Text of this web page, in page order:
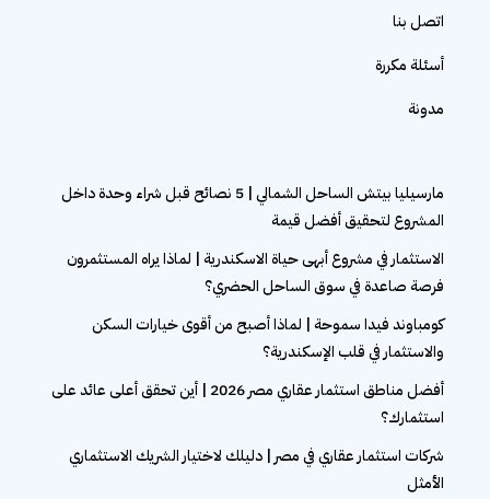
اتصل بنا
أسئلة مكررة
مدونة
مارسيليا بيتش الساحل الشمالي | 5 نصائح قبل شراء وحدة داخل
المشروع لتحقيق أفضل قيمة
الاستثمار في مشروع أبهى حياة الاسكندرية | لماذا يراه المستثمرون
فرصة صاعدة في سوق الساحل الحضري؟
كومباوند فيدا سموحة | لماذا أصبح من أقوى خيارات السكن
والاستثمار في قلب الإسكندرية؟
أفضل مناطق استثمار عقاري مصر 2026 | أين تحقق أعلى عائد على
استثمارك؟
شركات استثمار عقاري في مصر | دليلك لاختيار الشريك الاستثماري
الأمثل